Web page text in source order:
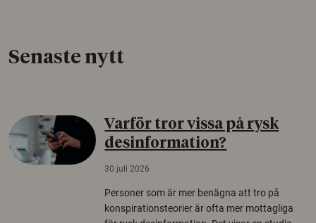
Senaste nytt
Varför tror vissa på rysk
desinformation?
30 juli 2026
Personer som är mer benägna att tro på
konspirationsteorier är ofta mer mottagliga